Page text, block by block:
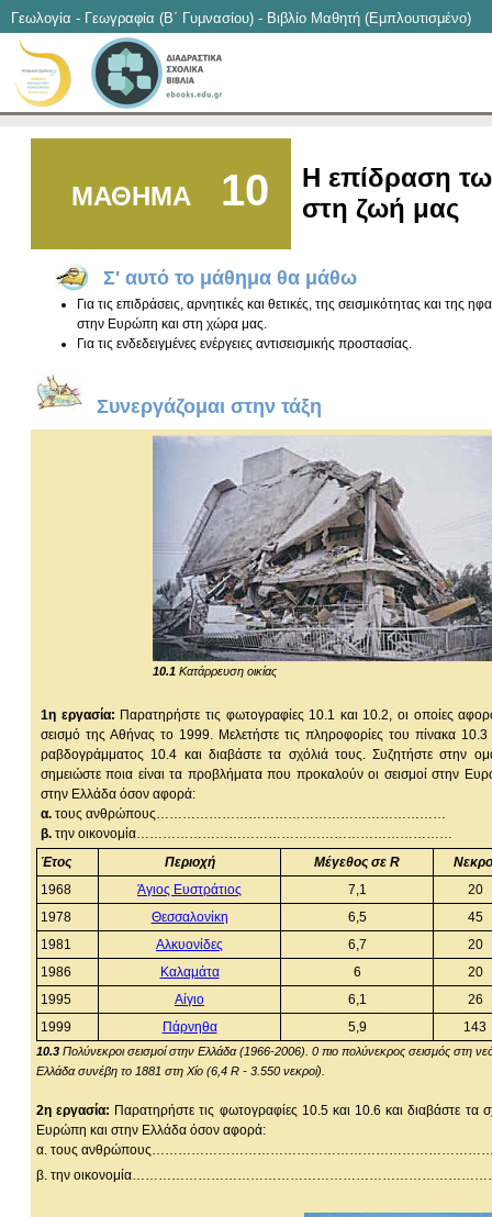
Γεωλογία - Γεωγραφία (B΄ Γυμνασίου) - Βιβλίο Μαθητή (Εμπλουτισμένο)
ΜΑΘΗΜΑ 10
H επίδραση
στη ζωή μας
Σ' αυτό το μάθημα θα μάθω
Για τις επιδράσεις, αρνητικές και θετικές, της σεισμικότητας και της
στην Ευρώπη και στη χώρα μας.
Για τις ενδεδειγμένες ενέργειες αντισεισμικής προστασίας.
Συνεργάζομαι στην τάξη
10.1 Κατάρρευση οικίας
1η εργασία: Παρατηρήστε τις φωτογραφίες 10.1 και 10.2, οι οποίες
σεισμό της Αθήνας το 1999. Μελετήστε τις πληροφορίες του πίνακα 10.3
ραβδογράμματος 10.4 και διαβάστε τα σχόλιά τους. Συζητήστε στην
σημειώστε ποια είναι τα προβλήματα που προκαλούν οι σεισμοί στην
στην Ελλάδα όσον αφορά:
α. τους ανθρώπους…………………………………………………………
β. την οικονομία………………………………………………………………
Έτος
Περιοχή Μέγεθος σε R
1968
Άγιος Ευστράτιος 7,1
20
1978
Θεσσαλονίκη 6,5
45
1981
Αλκυονίδες 6,7
20
1986
Καλαμάτα 6
20
1995
Αίγιο 6,1
26
1999
Πάρνηθα 5,9 143
10.3 Πολύνεκροι σεισμοί στην Ελλάδα (1966-2006). 0 πιο πολύνεκρος σεισμός στη
Ελλάδα συνέβη το 1881 στη Χίο (6,4 R - 3.550 νεκροί).
2η εργασία: Παρατηρήστε τις φωτογραφίες 10.5 και 10.6 και διαβάστε τα
Ευρώπη και στην Ελλάδα όσον αφορά:
α. τους
β. την